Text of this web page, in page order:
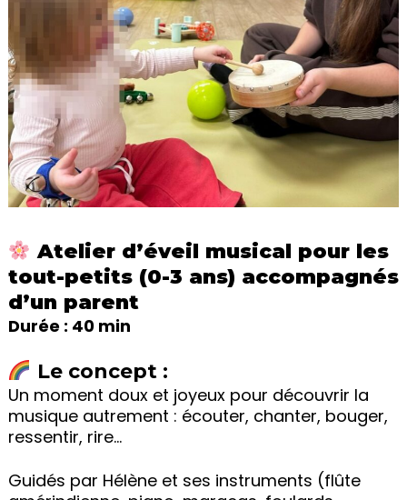
Atelier d’éveil musical pour les
tout-petits (0-3 ans) accompagnés
d’un parent
Durée : 40 min
Le concept :
Un moment doux et joyeux pour découvrir la
musique autrement : écouter, chanter, bouger,
ressentir, rire…
Guidés par Hélène et ses instruments (flûte